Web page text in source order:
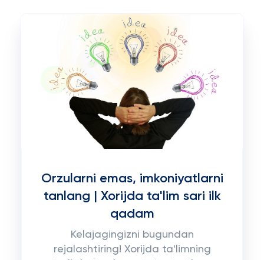
Orzularni emas, imkoniyatlarni
tanlang | Xorijda ta'lim sari ilk
qadam
Kelajagingizni bugundan
rejalashtiring! Xorijda ta'limning